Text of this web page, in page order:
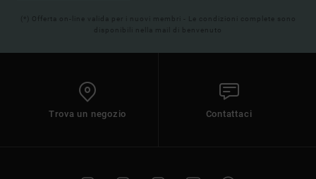
(*) Offerta on-line valida per i nuovi membri - Le condizioni complete sono
disponibili nella mail di benvenuto
Trova un negozio Contattaci